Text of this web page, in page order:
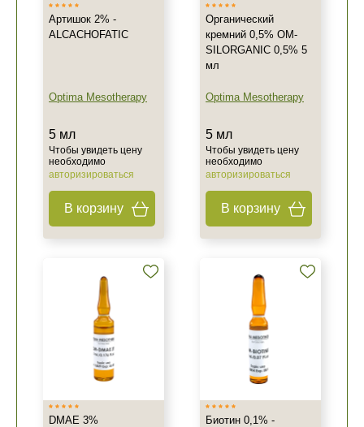
Артишок 2% -
ALCACHOFATIC
Optima Mesotherapy
5 мл
Чтобы увидеть цену
необходимо
авторизироваться
В корзину
Органический
кремний 0,5% OM-
SILORGANIC 0,5% 5
мл
Optima Mesotherapy
5 мл
Чтобы увидеть цену
необходимо
авторизироваться
В корзину
DMAE 3%
Биотин 0,1% -